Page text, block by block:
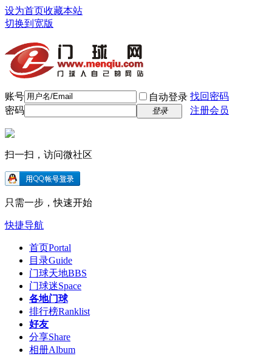
设为首页收藏本站
切换到宽版
账号 自动登录 找回密码
密码
登录 注册会员
扫一扫，访问微社区
只需一步，快速开始
快捷导航
首页Portal
目录Guide
门球天地BBS
门球迷Space
各地门球
排行榜Ranklist
好友
分享Share
相册Album